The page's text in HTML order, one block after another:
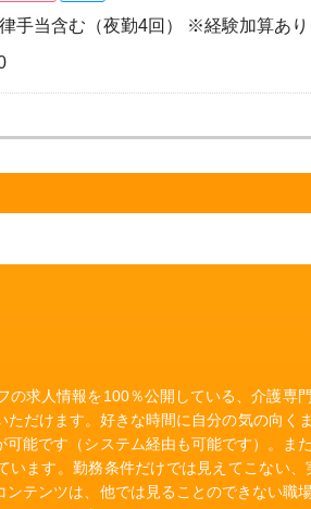
当含む（夜勤4回） ※経験加算あり
の求人情報を100％公開している、介護専
ただけます。好きな時間に自分の気の向
可能です（システム経由も可能です）。ま
います。勤務条件だけでは見えてこない
ンテンツは、他では見ることのできない